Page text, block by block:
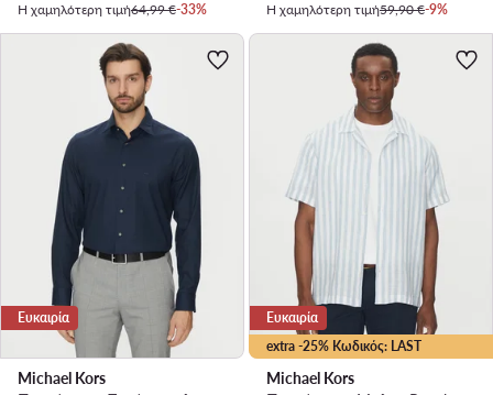
Η χαμηλότερη τιμή64,99 €-33%
Η χαμηλότερη τιμή59,90 €-9%
Ευκαιρία
Michael Kors
extra -25% Κωδικός: LAST
Ευκαιρία
Michael Kors